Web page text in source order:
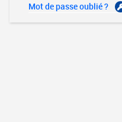
Mot de passe oublié ?